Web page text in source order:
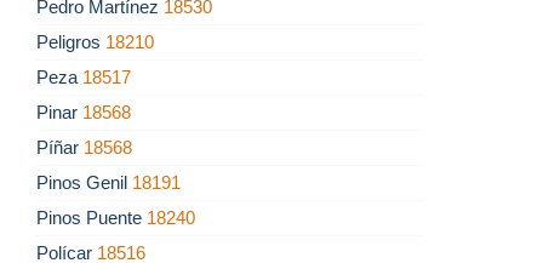
Pedro Martínez 18530
Peligros 18210
Peza 18517
Pinar 18568
Píñar 18568
Pinos Genil 18191
Pinos Puente 18240
Polícar 18516